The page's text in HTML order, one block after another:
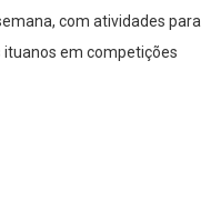
com atividades para
em competições